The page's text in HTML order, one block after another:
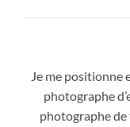
Je me positionne
photographe
photographe de